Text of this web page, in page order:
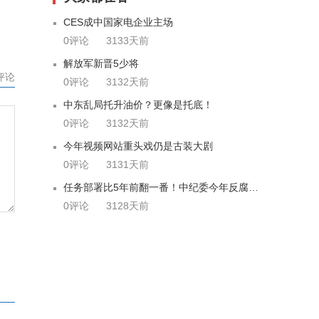
论
CES成中国家电企业主场
0评论
3133天前
解放军新晋5少将
0评论
3132天前
中东乱局托升油价？更像是托底！
0评论
3132天前
今年视频网站重头戏仍是古装大剧
0评论
3131天前
0评论
3128天前